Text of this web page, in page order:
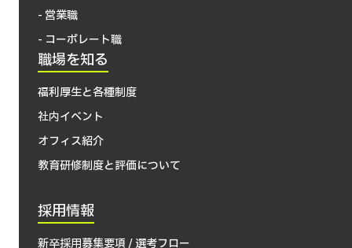
- 営業職
- コーポレート職
職場を知る
福利厚生と各種制度
社内イベント
オフィス紹介
教育研修制度と評価について
採用情報
新卒採用募集要項 / 選考フロー